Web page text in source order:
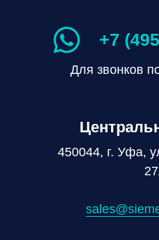
Для звонков
+7
450044, г. Уфа,